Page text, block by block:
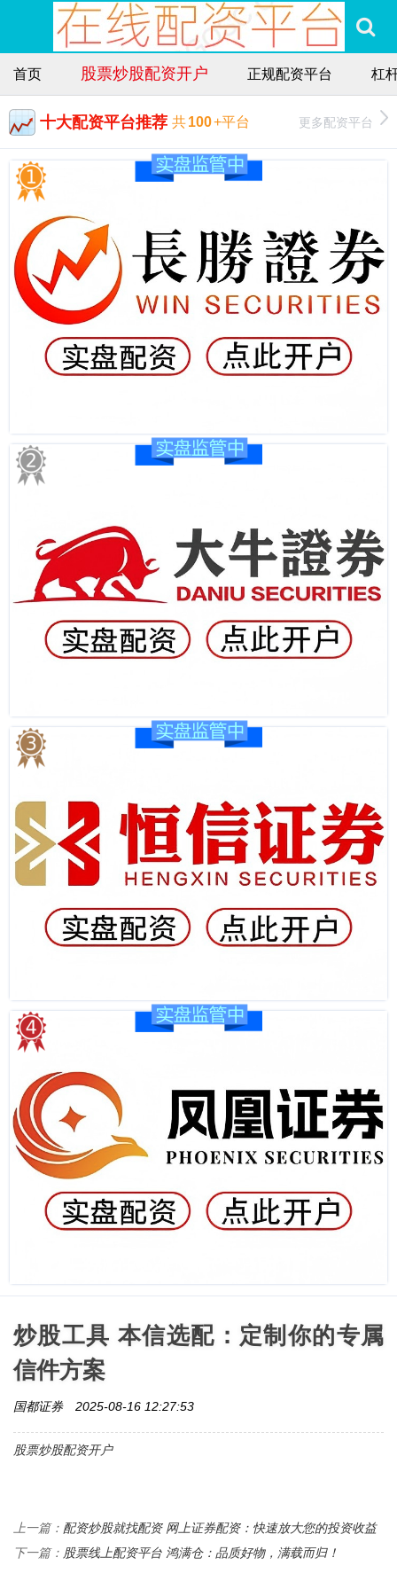
首页 股票炒股配资开户 正规配资平台 杠
十大配资平台推荐 共100+平台 更多配资平台
炒股工具 本信选配：定制你的专属
信件方案
国都证券 2025-08-16 12:27:53
股票炒股配资开户
上一篇： 配资炒股就找配资 网上证券配资：快速放大您的投资收益
下一篇： 股票线上配资平台 鸿满仓：品质好物，满载而归！